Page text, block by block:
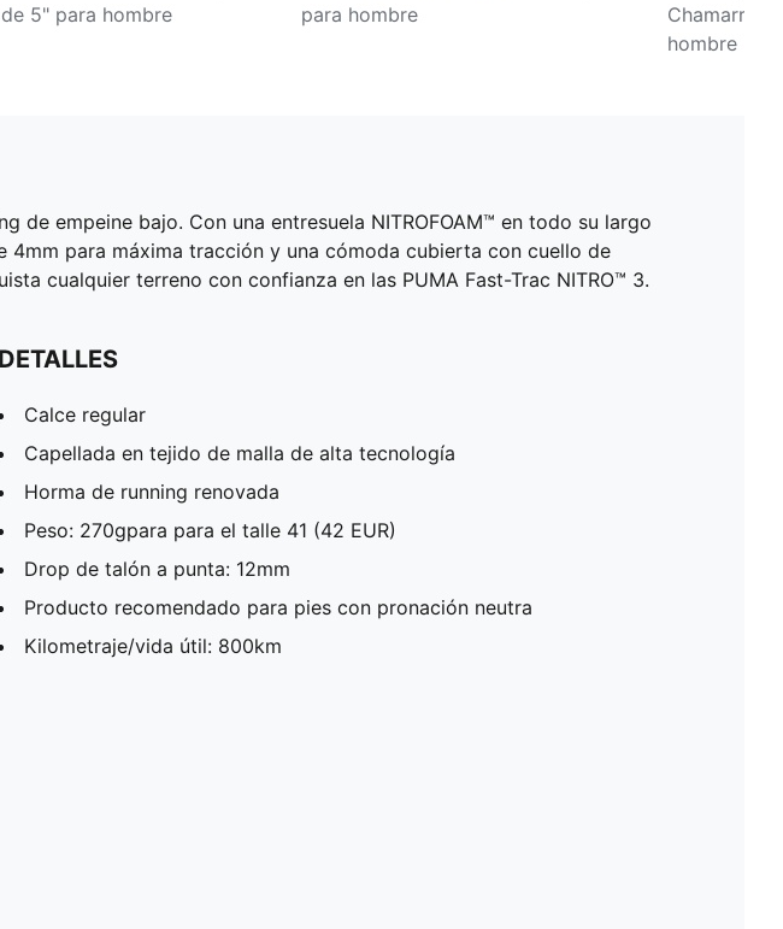
5" para hombre
para hombre
Chamarra
hombre
de empeine bajo. Con una entresuela NITROFOAM™ en todo su largo
4mm para máxima tracción y una cómoda cubierta con cuello de
cualquier terreno con confianza en las PUMA Fast-Trac NITRO™ 3.
DETALLES
Calce regular
Capellada en tejido de malla de alta tecnología
Horma de running renovada
Peso: 270gpara para el talle 41 (42 EUR)
Drop de talón a punta: 12mm
Producto recomendado para pies con pronación neutra
Kilometraje/vida útil: 800km